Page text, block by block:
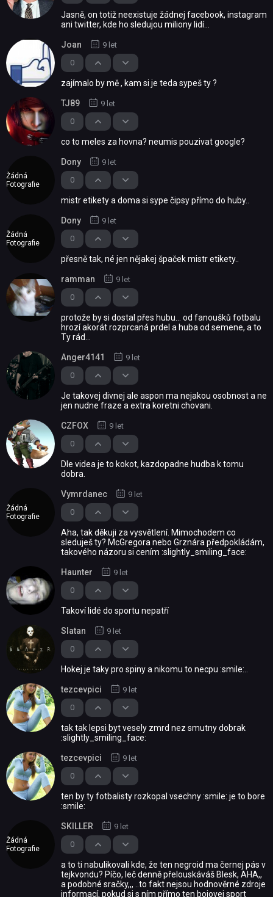
Jasně, on totiž neexistuje žádnej facebook, instagram
ani twitter, kde ho sledujou miliony lidí...
0
Joan 9 let
zajímalo by mě , kam si je teda sypeš ty ?
0
TJ89 9 let
co to meles za hovna? neumis pouzivat google?
Žádná
Fotografie
0
Dony 9 let
mistr etikety a doma si sype čipsy přímo do huby..
Žádná
Fotografie
0
Dony 9 let
přesně tak, né jen nějakej špaček mistr etikety..
0
ramman 9 let
protože by si dostal přes hubu... od fanoušků fotbalu
hrozí akorát rozprcaná prdel a huba od semene, a to
Ty rád...
0
Anger4141 9 let
Je takovej divnej ale aspon ma nejakou osobnost a ne
jen nudne fraze a extra koretni chovani.
0
CZFOX 9 let
Dle videa je to kokot, kazdopadne hudba k tomu
dobra.
Žádná
Fotografie
0
Vymrdanec 9 let
Aha, tak děkuji za vysvětlení. Mimochodem co
sleduješ ty? McGregora nebo Grznára předpokládám,
takového názoru si cením :slightly_smiling_face:
0
Haunter 9 let
Takoví lidé do sportu nepatří
0
Slatan 9 let
Hokej je taky pro spiny a nikomu to necpu :smile:..
0
tezcevpici 9 let
tak tak lepsi byt vesely zmrd nez smutny dobrak
:slightly_smiling_face:
0
tezcevpici 9 let
ten by ty fotbalisty rozkopal vsechny :smile: je to bore
:smile:
Žádná
Fotografie
0
SKILLER 9 let
a to ti nabulikovali kde, že ten negroid ma černej pás v
tejkvondu? Píčo, leč denně přelouskáváš Blesk, AHA,,
a podobné sračky,,, ..to fakt nejsou hodnověrné zdroje
informací, pokud si s ním přímo ten bojovej sport